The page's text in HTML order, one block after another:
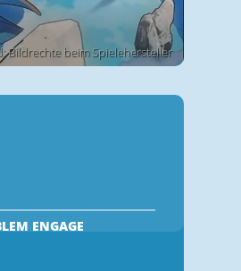
Bildrechte beim Spielehersteller
ENGAGE